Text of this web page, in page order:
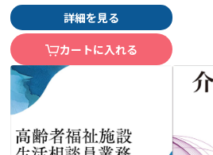
詳細を見る
カートに入れる